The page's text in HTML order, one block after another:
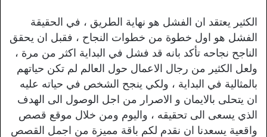
الكثير يعتقد ان الفشل هو نهاية الطريق ، في الحقيقة
الفشل هو اول خطوة من خطوات النجاح ، فقبل ان يحقق
الناجح نجاحه تأكد بانه قد فشل في البداية اكثر من مرة ،
ولعل الكثير من رجال الاعمال حول العالم لم تكن حياتهم
بالمثالية في البداية ، ولكي ينجح الشخص في حياته عليه
ان يتحلى بالايمان و الاصرار من اجل الوصول الى الهدف
الذي يسعى الى تحقيقه ، واليوم ومن خلال موقع قصص
واقعية يسعدنا ان نقدم لكم باقة مميزة من اجمل القصص